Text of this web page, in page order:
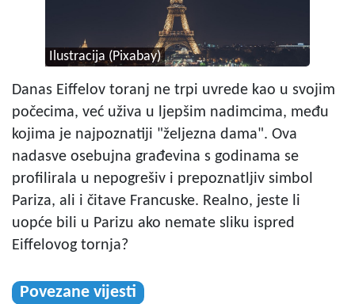
Ilustracija (Pixabay)
Danas Eiffelov toranj ne trpi uvrede kao u svojim
počecima, već uživa u ljepšim nadimcima, među
kojima je najpoznatiji "željezna dama". Ova
nadasve osebujna građevina s godinama se
profilirala u nepogrešiv i prepoznatljiv simbol
Pariza, ali i čitave Francuske. Realno, jeste li
uopće bili u Parizu ako nemate sliku ispred
Eiffelovog tornja?
Povezane vijesti